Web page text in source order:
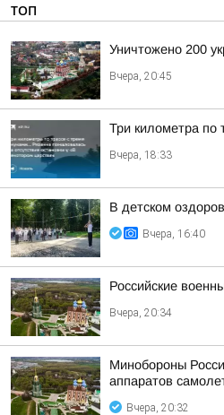
ТОП
Уничтожено 200
Вчера, 20:45
Три километра по
Вчера, 18:33
В детском
Вчера, 16:40
Российские
Вчера, 20:34
Минобороны
аппаратов
Вчера, 20:32